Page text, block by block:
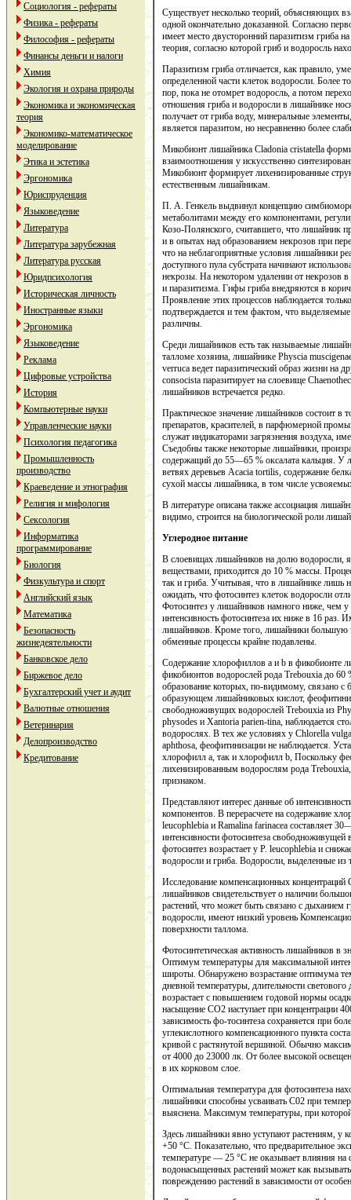
Социология - рефераты
Физика - рефераты
Философия - рефераты
Финансы деньги и налоги
Химия
Экология и охрана природы
Экономика и экономическая
теория
Экономико-математическое
моделирование
Этика и эстетика
Эргономика
Юриспруденция
Языковедение
Литература
Литература зарубежная
Литература русская
Юридпсихология
Историческая личность
Иностранные языки
Эргономика
Языковедение
Реклама
Цифровые устройства
История
Компьютерные науки
Управленческие науки
Психология педагогика
Промышленность
производство
Краеведение и этнография
Религия и мифология
Сексология
Информатика
программирование
Биология
Физкультура и спорт
Английский язык
Математика
Безопасность
жизнедеятельности
Банковское дело
Биржевое дело
Бухгалтерский учет и аудит
Валютные отношения
Ветеринария
Делопроизводство
Кредитование
Существует несколько теорий, объясняющих
одной окончательно доказанной. Согласно
имеет место двусторонний паразитизм гриба
теория, согласно которой гриб и водоросль
Паразитизм гриба отличается, как правило,
определенной части клеток водоросли. Более
пор, пока не отомрет водоросль, а потом
отношения гриба и водоросли в лишайнике
получает от гриба воду, минеральные
является паразитом, но несравненно более
Микобионт лишайника Cladonia cristatella
взаимоотношения у искусственно
Микобионт формирует лихенизированные
естественным лишайникам.
П. А. Генкель выдвинул концепцию
метаболитами между его компонентами,
Козо-Полянского, считавшего, что лишайник
и в опытах над образованием некрозов при
что на неблагоприятные условия лишайники
доступного пула субстрата начинают
некрозы. На некотором удалении от некрозов
и паразитизма. Гифы гриба внедряются в
Проявление этих процессов наблюдается
подтверждается и тем фактом, что
различны.
Среди лишайников есть так называемые
талломе хозяина, лишайнике Physcia
verruca ведет паразитический образ жизни на
consocista паразитирует на слоевище
лишайников встречается редко.
Практическое значение лишайников состоит
препаратов, красителей, в парфюмерной
служат индикаторами загрязнения воздуха,
Съедобны также некоторые лишайники,
содержащий до 55—65 % оксалата кальция. У
ветвях деревьев Acacia tortilis, содержание
сухой массы лишайника, в том числе
В литературе описана также ассоциация
видимо, строится на биологической роли
Углеродное питание
В слоевищах лишайников на долю водоросли,
веществами, приходится до 10 % массы.
так и гриба. Учитывая, что в лишайнике лишь
ожидать, что фотосинтез клеток водоросли
Фотосинтез у лишайников намного ниже, чем
интенсивность фотосинтеза их ниже в 16 раз.
лишайников. Кроме того, лишайники большую
обменные процессы крайне подавлены.
Содержание хлорофиллов а и b в фикобионте
фикобионтов водорослей рода Trebouxia до
образование которых, по-видимому, связано
образующем лишайниковых кислот,
свободноживущих водорослей Trebouxia из
physodes и Xantoria parien-tina, наблюдается
водорослях. В тех же условиях у Chlorella
aphthosa, феофитинизации не наблюдается.
хлорофилл а, так и хлорофилл b, Поскольку
лихенизированным водорослям рода
признаком.
Представляют интерес данные об
компонентов. В перерасчете на содержание
leucophlebia и Ramalina farinacea составляет
интенсивности фотосинтеза
фотосинтез возрастает у P. leucophlebia и
водоросли и гриба. Водоросли, выделенные из
Исследование компенсационных
лишайников свидетельствует о наличии
растений, что может быть связано с
водоросли, имеют низкий уровень
поверхности таллома.
Фотосинтетическая активность лишайников в
Оптимум температуры для максимальной
широты. Обнаружено возрастание оптимума
дневной температуры, длительности
возрастает с повышением годовой нормы
насыщение СО2 иаступает при концентрации
зависимость фо-тосинтеза сохраняется при
углекислотного компенсационного пункта
кривой с растянутой вершиной. Обычно
от 4000 до 23000 лк. От более высокой
в их корковом слое.
Оптимальная температура для фотосинтеза
лишайники способны усваивать С02 при
выяснена. Максимум температуры, при
Здесь лишайники явно уступают растениям, у
+50 °С. Показательно, что предварительное
температуре — 25 °С не оказывает влияния на
водонасыщенных растений может как
повреждению растений в зависимости от